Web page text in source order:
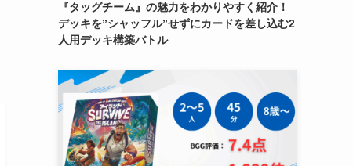
『タッグチーム』の魅力をわかりやすく紹介！
デッキを”シャッフル”せずにカードを差し込む2
人用デッキ構築バトル